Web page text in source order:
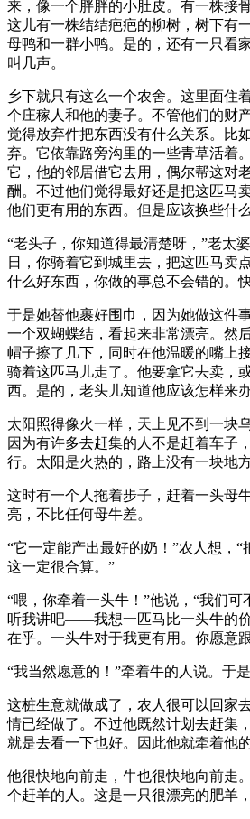
来，像一个胖胖的小肚皮。有一株接
这儿有一株结结疤疤的柳树，树下有
母鸭和一群小鸭。是的，还有一只看
叫几声。
乡下就只有这么一个农舍。这里面
个庄稼人和他的妻子。不管他们的财
觉得放弃件把东西没有什么关系。比
弃。它依靠路旁沟里的一些青草活着
它，他的邻居借它去用，偶尔帮这对
酬。不过他们觉得最好还是把这匹马
他们更有用的东西。但是应该换些什
“老头子，你知道得最清楚呀，”老太
日，你骑着它到城里去，把这匹马卖
什么好东西，你做的事总不会错的。
于是她替他裹好围巾，因为她做这件
一个双蝴蝶结，看起来非常漂亮。然
帽子擦了几下，同时在他温暖的嘴上
骑着这匹马儿走了。他要拿它去卖，
西。是的，老头儿知道他应该怎样来
太阳照得像火一样，天上见不到一块
因为有许多去赶集的人不是赶着车子
行。太阳是火热的，路上没有一块地
这时有一个人拖着步子，赶着一头母
亮，不比任何母牛差。
“它一定能产出最好的奶！”农人想
这一定很合算。”
“喂，你牵着一头牛！”他说，“我们可
听我讲吧——我想一匹马比一头牛的
在乎。一头牛对于我更有用。你愿意
“我当然愿意的！”牵着牛的人说。于
这桩生意就做成了，农人很可以回家
情已经做了。不过他既然计划去赶集
就是去看一下也好。因此他就牵着他
他很快地向前走，牛也很快地向前走
个赶羊的人。这是一只很漂亮的肥羊